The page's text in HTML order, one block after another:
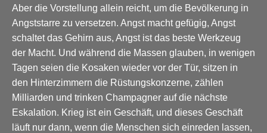
Aber die Vorstellung allein reicht, um die Bevölkerung in
Angststarre zu versetzen. Angst macht gefügig, Angst
schaltet das Gehirn aus, Angst ist das beste Werkzeug
der Macht. Und während die Massen glauben, in wenigen
Tagen seien die Kosaken wieder vor der Tür, sitzen in
den Hinterzimmern die Rüstungskonzerne, zählen
Milliarden und trinken Champagner auf die nächste
Eskalation. Krieg ist ein Geschäft, und dieses Geschäft
läuft nur dann, wenn die Menschen sich einreden lassen,